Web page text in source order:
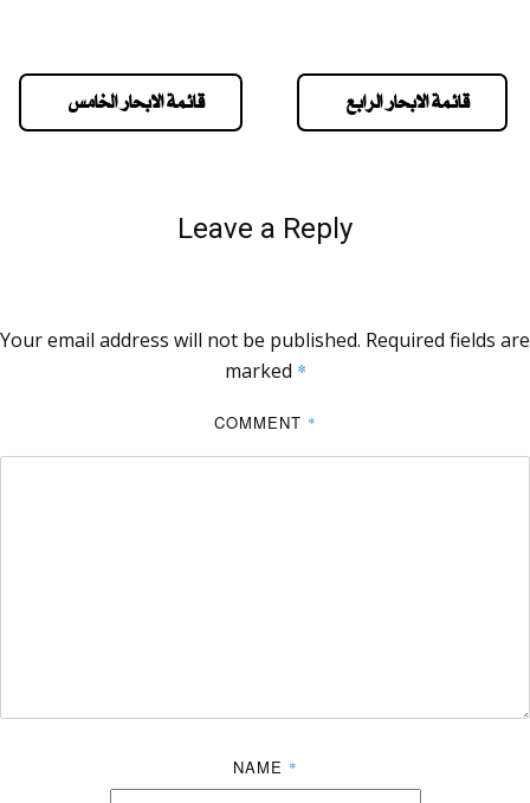
قائمة الابحار الخامس قائمة الابحار الرابع
Leave a Reply
Your email address will not be published. Required fields are
marked *
COMMENT *
NAME *